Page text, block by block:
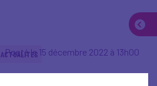
ACTUALITES
Posté le 15 décembre 2022 à 13h00